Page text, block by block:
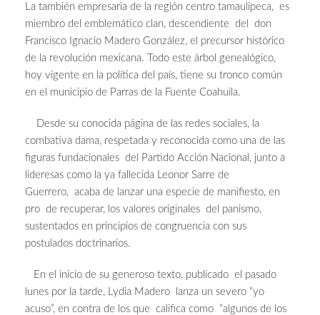
La también empresaria de la región centro tamaulipeca, es
miembro del emblemático clan, descendiente del don
Francisco Ignacio Madero González, el precursor histórico
de la revolución mexicana. Todo este árbol genealógico,
hoy vigente en la política del país, tiene su tronco común
en el municipio de Parras de la Fuente Coahuila.
Desde su conocida página de las redes sociales, la
combativa dama, respetada y reconocida como una de las
figuras fundacionales del Partido Acción Nacional, junto a
lideresas como la ya fallecida Leonor Sarre de
Guerrero, acaba de lanzar una especie de manifiesto, en
pro de recuperar, los valores originales del panismo,
sustentados en principios de congruencia con sus
postulados doctrinarios.
En el inicio de su generoso texto, publicado el pasado
lunes por la tarde, Lydia Madero lanza un severo “yo
acuso”, en contra de los que califica como “algunos de los